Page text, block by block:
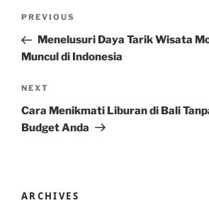
Previous
Post
PREVIOUS
Menelusuri Daya Tarik Wisata
Muncul di Indonesia
Next
Post
NEXT
Cara Menikmati Liburan di Bali
Budget Anda
ARCHIVES